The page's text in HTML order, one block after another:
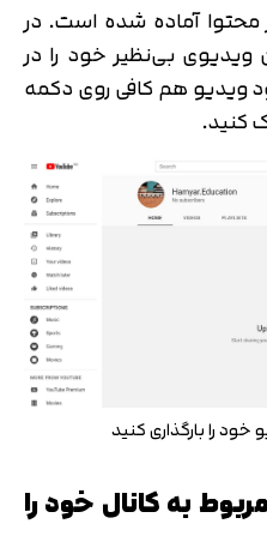
محتوا آماده شده است. در
ویدیوی بی‌نظیر خود را در
ویدیو هم کافی روی دکمه
را بارگذاری کنید
به کانال خود را